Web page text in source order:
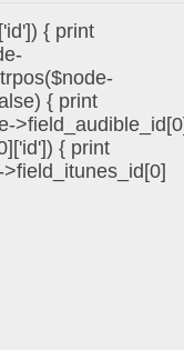
{ print
{ print
{ print